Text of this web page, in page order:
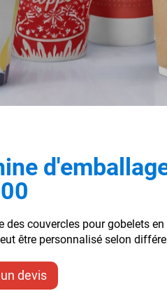
des couvercles pour gobelets
être personnalisé selon
devis